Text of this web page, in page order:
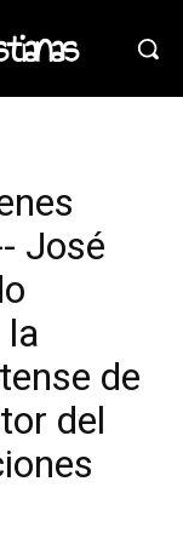
José
de
del